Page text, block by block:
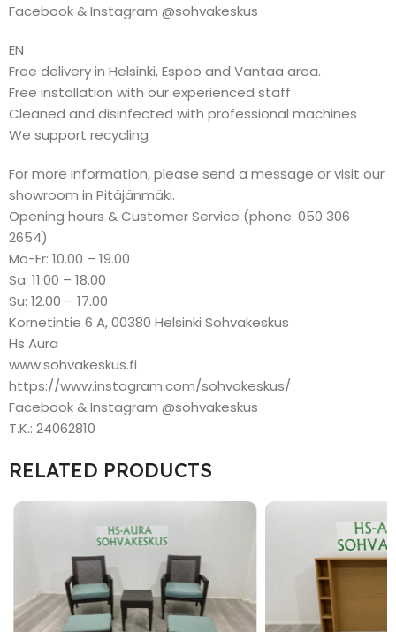
Facebook & Instagram @sohvakeskus
EN
Free delivery in Helsinki, Espoo and Vantaa area.
Free installation with our experienced staff
Cleaned and disinfected with professional machines
We support recycling
For more information, please send a message or visit our
showroom in Pitäjänmäki.
Opening hours & Customer Service (phone: 050 306
2654)
Mo-Fr: 10.00 – 19.00
Sa: 11.00 – 18.00
Su: 12.00 – 17.00
Kornetintie 6 A, 00380 Helsinki Sohvakeskus
Hs Aura
www.sohvakeskus.fi
https://www.instagram.com/sohvakeskus/
Facebook & Instagram @sohvakeskus
T.K.: 24062810
RELATED PRODUCTS